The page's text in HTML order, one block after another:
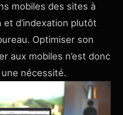
mobiles des sites à
et d’indexation plutôt
Optimiser son
aux mobiles n’est donc
nécessité.